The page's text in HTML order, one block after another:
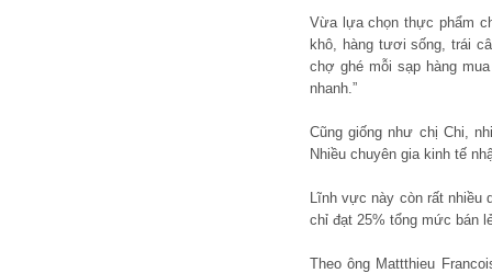
Vừa lựa chọn thực phẩm
khô, hàng tươi sống, trái
chợ ghé mỗi sạp hàng
nhanh.”
Cũng giống như chị Chi,
Nhiều chuyên gia kinh tế
Lĩnh vực này còn rất nhiều
chỉ đạt 25% tổng mức bán
Theo ông Mattthieu